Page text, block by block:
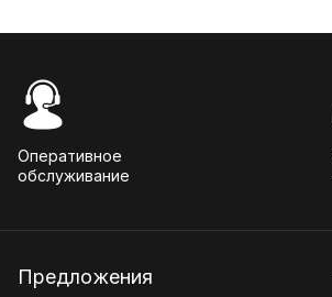
Оперативное
обслуживание
Предложения